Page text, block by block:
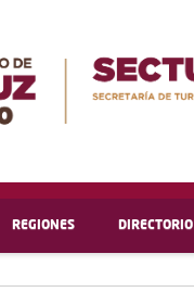
REGIONES DIRECTORIO